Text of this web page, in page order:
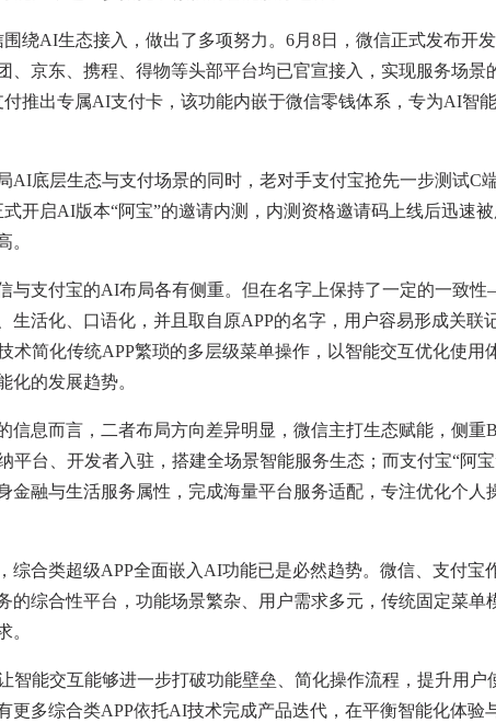
AI生态接入，做出了多项努力。6月8日，微信正式发布开
、京东、携程、得物等头部平台均已官宣接入，实现服务场景
付推出专属AI支付卡，该功能内嵌于微信零钱体系，专为AI智
底层生态与支付场景的同时，老对手支付宝抢先一步测试C端
开启AI版本“阿宝”的邀请内测，内测资格邀请码上线后迅速
。
支付宝的AI布局各有侧重。但在名字上保持了一定的一致
生活化、口语化，并且取自原APP的名字，用户容易形成关联
术简化传统APP繁琐的多层级菜单操作，以智能交互优化使用
化的发展趋势。
息而言，二者布局方向差异明显，微信主打生态赋能，侧重B
平台、开发者入驻，搭建全场景智能服务生态；而支付宝“阿
金融与生活服务属性，完成海量平台服务适配，专注优化个人
合类超级APP全面嵌入AI功能已是必然趋势。微信、支付宝
的综合性平台，功能场景繁杂、用户需求多元，传统固定菜单
。
能交互能够进一步打破功能壁垒、简化操作流程，提升用户
更多综合类APP依托AI技术完成产品迭代，在平衡智能化体验